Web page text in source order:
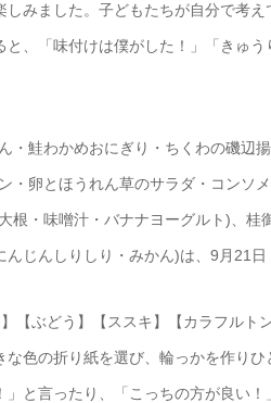
しみました。子どもたちが自分で考
、「味付けは僕がした！」「きゅ
・鮭わかめおにぎり・ちくわの磯辺
・卵とほうれん草のサラダ・コン
根・味噌汁・バナナヨーグルト)、
じんしりしり・みかん)は、9月21日
【ぶどう】【ススキ】【カラフルト
な色の折り紙を選び、輪っかを作り
と言ったり、「こっちの方が良い